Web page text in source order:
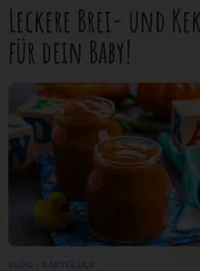
Leckere Brei- und
für dein Baby!
BLOG > BABYGLÜCK